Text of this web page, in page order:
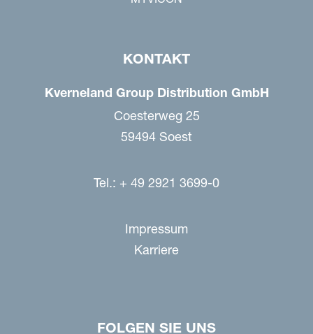
KONTAKT
Kverneland Group Distribution GmbH
Coesterweg 25
59494 Soest
Tel.: + 49 2921 3699-0
Impressum
Karriere
FOLGEN SIE UNS